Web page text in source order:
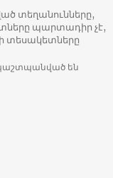
տեղանունները,
պարտադիր չէ,
տեսակետները
պաշտպանված են